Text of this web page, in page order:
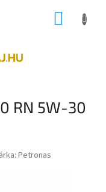
KOSÁR
RN 5W-30
Petronas